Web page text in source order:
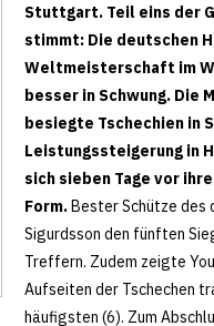
Stuttgart. Teil eins der
stimmt: Die deutschen
Weltmeisterschaft im
besser in Schwung. Die
besiegte Tschechien in
Leistungssteigerung in
sich sieben Tage vor
Form.Bester Schütze des
Sigurdsson den fünften
Treffern. Zudem zeigte
Aufseiten der Tschechen
häufigsten (6). Zum